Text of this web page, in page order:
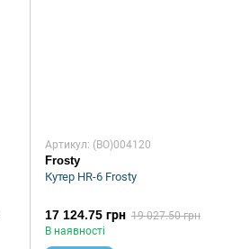
Артикул: (BO)004120
Frosty
Кутер HR-6 Frosty
17 124.75 грн 19 027.50 грн
В наявності